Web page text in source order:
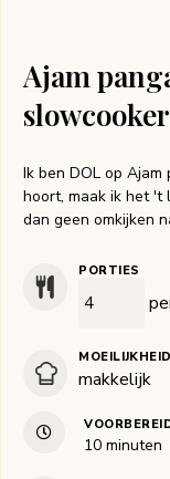
Ajam
slowcooker
Ik ben DOL op
hoort, maak ik het 't
dan geen omkijken
PORTIES
makkelijk
10minuten
minuten